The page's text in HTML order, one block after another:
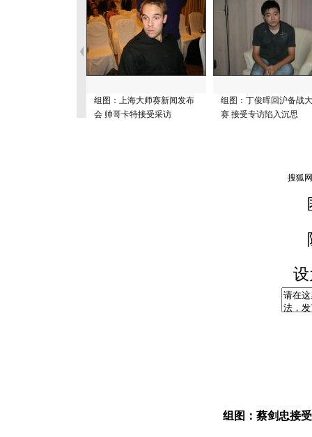
组图：上海大师赛新闻发布
会 帅哥卡特接受采访
组图：丁俊晖回沪备战
赛 接受专访陷入沉思
组图：蔡剑忠接